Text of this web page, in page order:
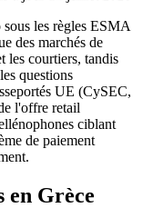
les règles ESMA
des marchés de
les courtiers, tandis
questions
UE (CySEC,
l'offre retail
ciblant
de paiement
en Grèce